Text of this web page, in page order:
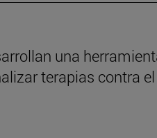
una
terapias contra el